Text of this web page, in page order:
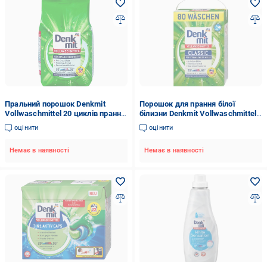
Пральний порошок Denkmit
Vollwaschmittel 20 циклів прання
1,35 кг (10705)
оцінити
Немає в наявності
Порошок для прання білої
білизни Denkmit Vollwaschmittel
Pulver 5,2 кг (22281571)
оцінити
Немає в наявності